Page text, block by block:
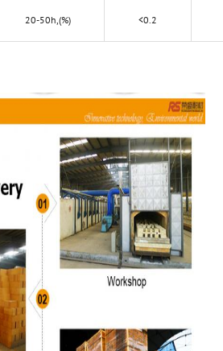
20-50h,(%) <0.2